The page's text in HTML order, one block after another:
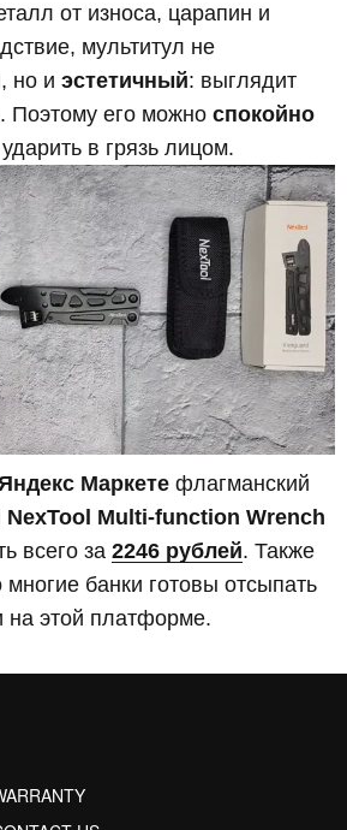
от износа, царапин и
мультитул не
, но и эстетичный: выглядит
Поэтому его можно спокойно
в грязь лицом.
Маркете флагманский
NexTool Multi-function Wrench
всего за 2246 рублей. Также
многие банки готовы отсыпать
на этой платформе.